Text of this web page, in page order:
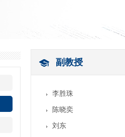
副教授
李胜珠
陈晓奕
刘东